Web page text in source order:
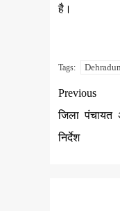
है।
Tags: Dehradun
Previous
जिला पंचायत
निर्देश